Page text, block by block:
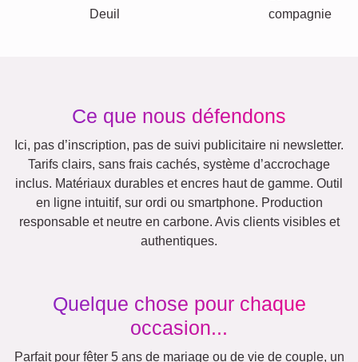
Mariage